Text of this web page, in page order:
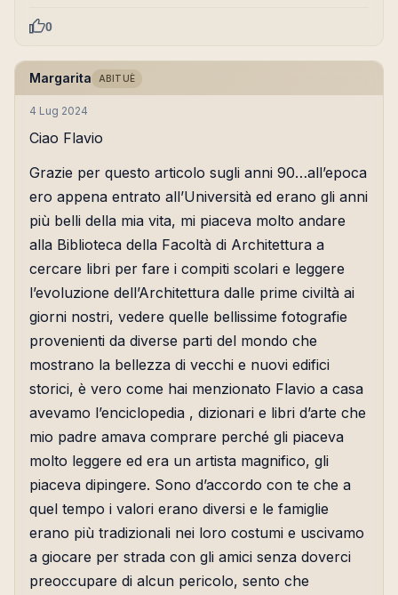
0
Margarita ABITUÈ
4 Lug 2024
Ciao Flavio
Grazie per questo articolo sugli anni 90…all’epoca
ero appena entrato all’Università ed erano gli anni
più belli della mia vita, mi piaceva molto andare
alla Biblioteca della Facoltà di Architettura a
cercare libri per fare i compiti scolari e leggere
l’evoluzione dell’Architettura dalle prime civiltà ai
giorni nostri, vedere quelle bellissime fotografie
provenienti da diverse parti del mondo che
mostrano la bellezza di vecchi e nuovi edifici
storici, è vero come hai menzionato Flavio a casa
avevamo l’enciclopedia , dizionari e libri d’arte che
mio padre amava comprare perché gli piaceva
molto leggere ed era un artista magnifico, gli
piaceva dipingere. Sono d’accordo con te che a
quel tempo i valori erano diversi e le famiglie
erano più tradizionali nei loro costumi e uscivamo
a giocare per strada con gli amici senza doverci
preoccupare di alcun pericolo, sento che